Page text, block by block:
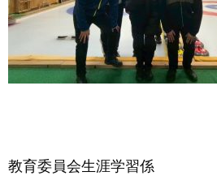
教育委員会生涯学習係